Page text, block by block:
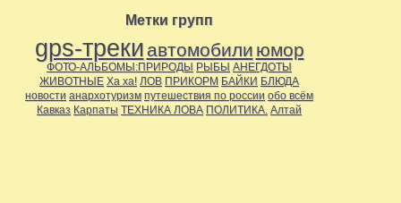
Метки групп
gps-треки автомобили юмор
ФОТО-АЛЬБОМЫ:ПРИРОДЫ РЫБЫ АНЕГДОТЫ
ЖИВОТНЫЕ Ха ха! ЛОВ ПРИКОРМ БАЙКИ БЛЮДА
новости анархотуризм путешествия по россии обо всём
Кавказ Карпаты ТЕХНИКА ЛОВА ПОЛИТИКА. Алтай